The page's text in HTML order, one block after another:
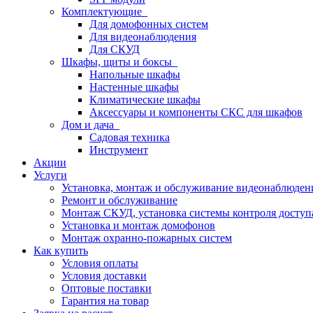
Комплектующие
Для домофонных систем
Для видеонаблюдения
Для СКУД
Шкафы, щиты и боксы
Напольные шкафы
Настенные шкафы
Климатические шкафы
Аксессуары и компоненты СКС для шкафов
Дом и дача
Садовая техника
Инструмент
Акции
Услуги
Установка, монтаж и обслуживание
Ремонт и обслуживание
Монтаж СКУД, установка системы контроля
Установка и монтаж домофонов
Монтаж охранно-пожарных систем
Как купить
Условия оплаты
Условия доставки
Оптовые поставки
Гарантия на товар